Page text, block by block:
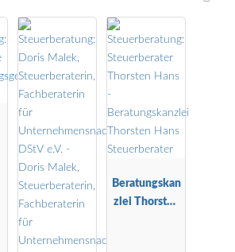
Beratungskan
zlei Thorsten